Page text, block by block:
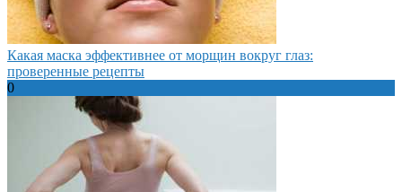
Какая маска эффективнее от морщин вокруг глаз:
проверенные рецепты
0